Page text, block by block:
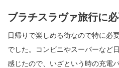
ブラチスラヴァ旅行に
日帰りで楽しめる街なので特に必
でした。コンビニやスーパーなど
感じたので、いざという時の充電